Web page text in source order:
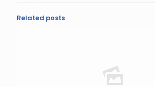
Related posts